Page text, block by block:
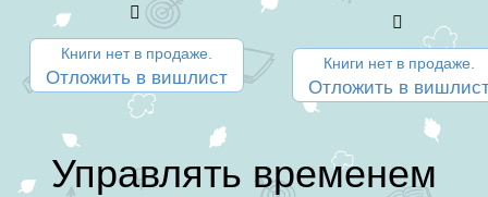
Книги нет в продаже.
Отложить в вишлист
Книги нет в продаже.
Отложить в
Управлять временем